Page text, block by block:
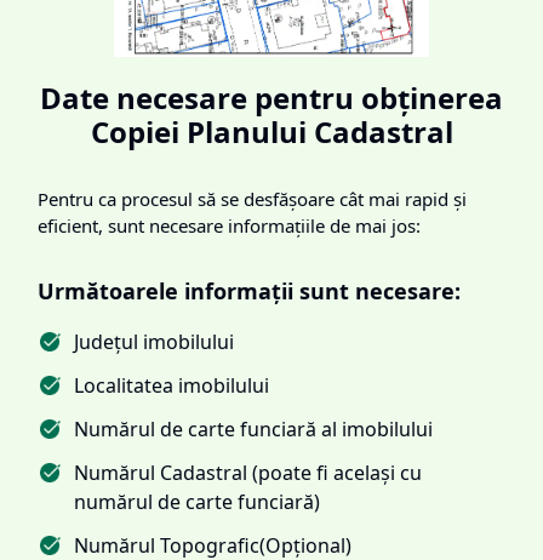
Date necesare pentru obținerea
Copiei Planului Cadastral
Pentru ca procesul să se desfășoare cât mai rapid și
eficient, sunt necesare informațiile de mai jos:
Următoarele informații sunt necesare:
Județul imobilului
Localitatea imobilului
Numărul de carte funciară al imobilului
Numărul Cadastral (poate fi același cu
numărul de carte funciară)
Numărul Topografic(Opțional)